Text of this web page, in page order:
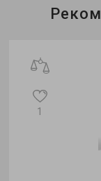
Бренд:Ardero
1